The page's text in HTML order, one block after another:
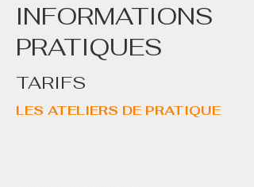
INFORMATIONS
PRATIQUES
TARIFS
LES ATELIERS DE PRATIQUE